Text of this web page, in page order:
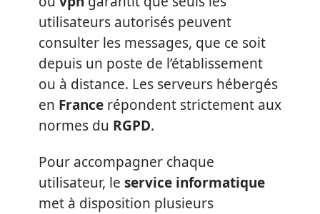
utilisateurs autorisés peuvent
consulter les messages, que ce soit
depuis un poste de l’établissement
ou à distance. Les serveurs hébergés
en France répondent strictement aux
normes du RGPD.
Pour accompagner chaque
utilisateur, le service informatique
met à disposition plusieurs